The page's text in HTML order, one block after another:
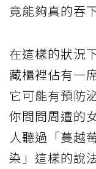
竟能夠真的吞
在這樣的狀況
藏櫃裡佔有一
它可能有預防
你問問周遭的
人聽過「蔓越
染」這樣的說